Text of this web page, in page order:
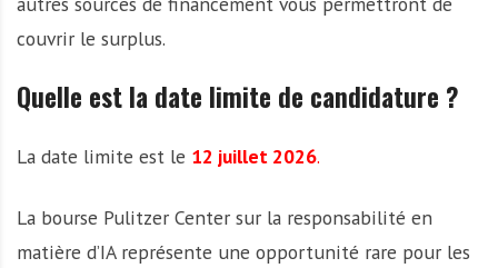
couvrir le surplus.
Quelle est la date limite de candidature ?
La date limite est le 12 juillet 2026.
La bourse Pulitzer Center sur la responsabilité en
matière d’IA représente une opportunité rare pour les